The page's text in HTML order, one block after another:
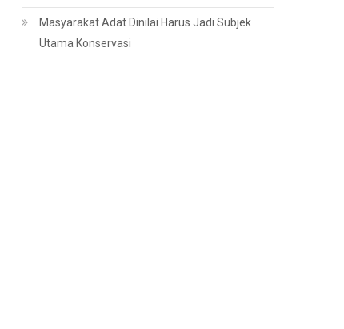
Masyarakat Adat Dinilai Harus Jadi Subjek
Utama Konservasi